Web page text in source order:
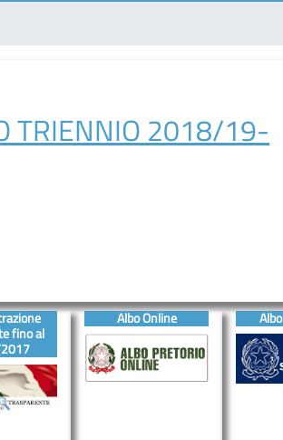
TRIENNIO 2018/19-
fino al
Albo Online